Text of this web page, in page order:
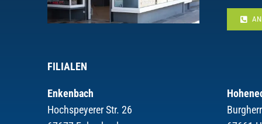
FILIALEN
Enkenbach
Hochspeyerer Str. 26